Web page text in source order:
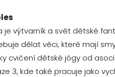
je výtvarník a svět dětské
dělat věci, které mají
cvičení dětské jógy od
3, kde také pracuje jako